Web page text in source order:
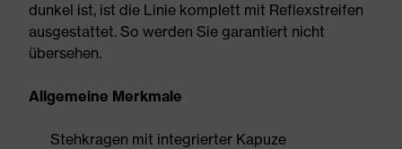
dunkel ist, ist die Linie komplett mit Reflexstreifen
ausgestattet. So werden Sie garantiert nicht
übersehen.
Allgemeine Merkmale
Stehkragen mit integrierter Kapuze